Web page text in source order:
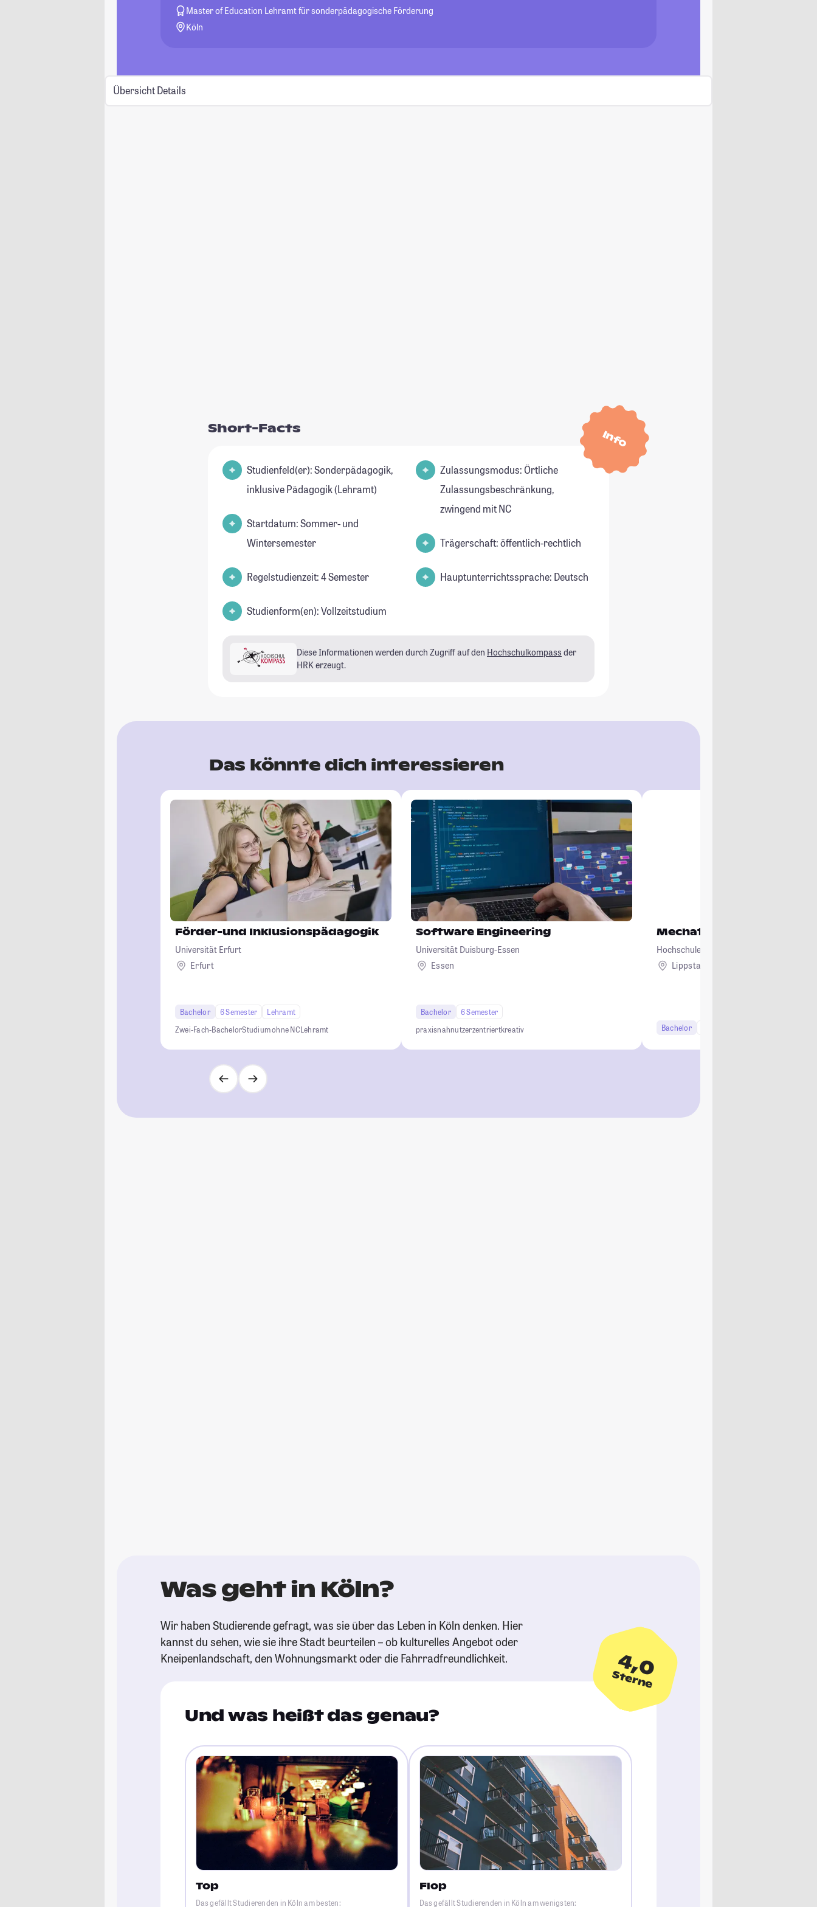
Master of Education Lehramt für sonderpädagogische Förderung
Köln
Übersicht Details
Info
Short-Facts
Studienfeld(er): Sonderpädagogik,
inklusive Pädagogik (Lehramt)
Startdatum: Sommer- und
Wintersemester
Regelstudienzeit: 4 Semester
Studienform(en): Vollzeitstudium
Zulassungsmodus: Örtliche
Zulassungsbeschränkung,
zwingend mit NC
Trägerschaft: öffentlich-rechtlich
Hauptunterrichtssprache: Deutsch
Diese Informationen werden durch Zugriff auf den Hochschulkompass der
HRK erzeugt.
Das könnte dich interessieren
Förder-und Inklusionspädagogik
Universität Erfurt
Erfurt
Bachelor 6 Semester
Lehramt
Zwei-Fach-BachelorStudium ohne NCLehramt
Software Engineering
Universität Duisburg-Essen
Essen
Bachelor
6 Semester
praxisnahnutzerzentriertkreativ
Mechatronik
Hochschule Hamm-Lippstadt
Lippstadt
Bachelor
Was geht in Köln?
Wir haben Studierende gefragt, was sie über das Leben in Köln denken. Hier
kannst du sehen, wie sie ihre Stadt beurteilen – ob kulturelles Angebot oder
Kneipenlandschaft, den Wohnungsmarkt oder die Fahrradfreundlichkeit.
4,0
Sterne
Und was heißt das genau?
Top
Das gefällt Studierenden in Köln am besten:
Flop
Das gefällt Studierenden in Köln am wenigsten: